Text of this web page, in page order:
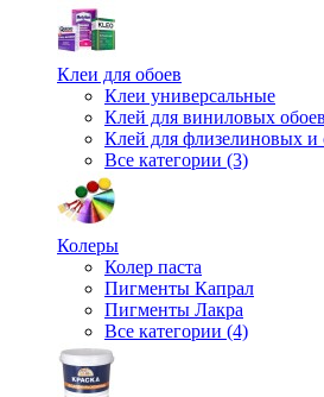
Клеи для обоев
Клеи универсальные
Клей для виниловых обоев
Клей для флизелиновых и
Все категории (3)
Колеры
Колер паста
Пигменты Капрал
Пигменты Лакра
Все категории (4)